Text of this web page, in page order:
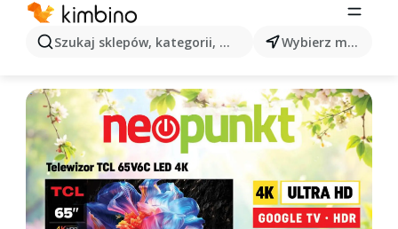
Szukaj sklepów, kategorii, produktów... Wybierz miasto